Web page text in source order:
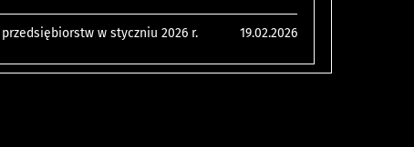
19.02.2026
w styczniu 2026 r.